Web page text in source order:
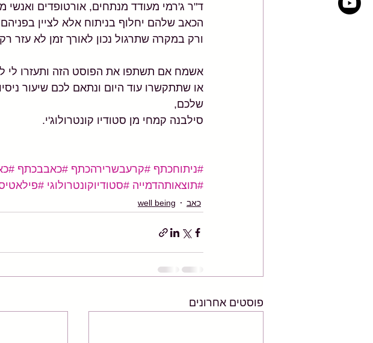
ד"ר ג'רמי מעודד מנתחים, אורטופדים
הכאב שלהם יחלוף בניתוח אלא לציין
ורק במקרה שתרגול נכון לאורך זמן לא עזר
אשמח אם תשתפו את הפוסט הזה ותעזרו לי
או שתתקשרו עוד היום ונתאם לכם שיעור ניסיון  072-2122408
שלכם,
סילבנה קמחי מן סטודיו קונטרולוג'י.
#ניתוחכתף #קרעבשרירהכתף #כאבבכתף
#תוצאותהדמייה #סטודיוקונטרולוגי
כאב well being
פוסטים אחרונים